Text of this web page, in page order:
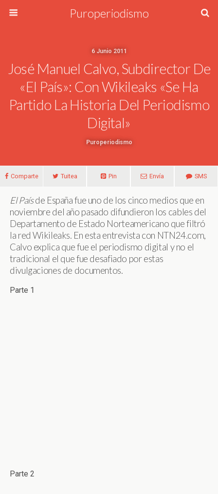
Puroperiodismo
6 Junio 2011
José Manuel Calvo, Subdirector De
«El País»: Con Wikileaks «se Ha
Partido La Historia Del Periodismo
Digital»
Puroperiodismo
Comparte Tuitea Pin Envía SMS
El Paísde España fue uno de los cinco medios que en
noviembre del año pasado difundieron los cables del
Departamento de Estado Norteamericano que filtró
la red Wikileaks. En esta entrevista con NTN24.com,
Calvo explica que fue el periodismo digital y no el
tradicional el que fue desafiado por estas
divulgaciones de documentos.
Parte 1
Parte 2